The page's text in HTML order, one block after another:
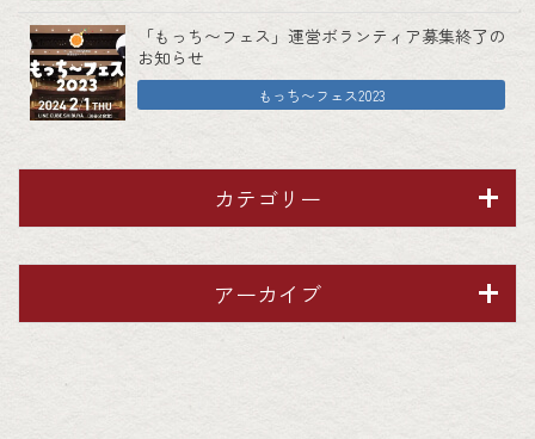
「もっち〜フェス」運営ボランティア募集終了の
お知らせ
もっち〜フェス2023
カテゴリー
アーカイブ